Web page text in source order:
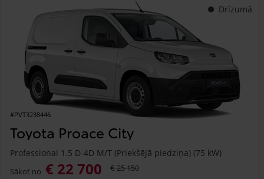
Drīzumā
#PVT3238446
Toyota Proace City
Professional 1.5 D-4D M/T (Priekšējā piedziņa) (75 kW)
Sākot no € 22 700 € 25 150